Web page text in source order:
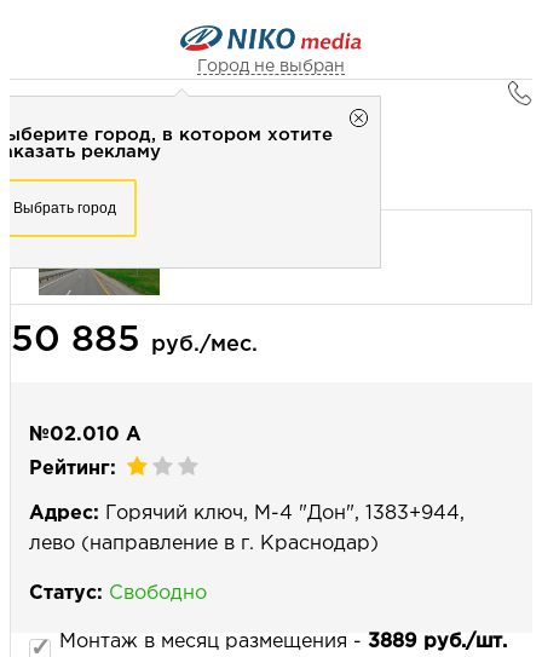
Город не выбран
город, в котором хотите
рекламу
Выбрать город
Город не выбран
Рекламное агентство НИКО-медиа
+7 (3462) 550-877
Выберите свой город
НАПИСАТЬ НАМ
Наружная реклама
Билборд 3х6 (сторона А) - Статика
50 885 руб./мес.
№02.010 А
Рейтинг:
Адрес: Горячий ключ, М-4 "Дон", 1383+944,
лево (направление в г. Краснодар)
Статус: Свободно
Монтаж в месяц размещения - 3889 руб./шт.